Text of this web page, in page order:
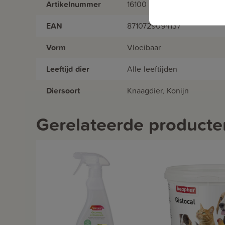
Artikelnummer 16100
EAN 8710729094137
Vorm Vloeibaar
Leeftijd dier Alle leeftijden
Diersoort Knaagdier, Konijn
Gerelateerde